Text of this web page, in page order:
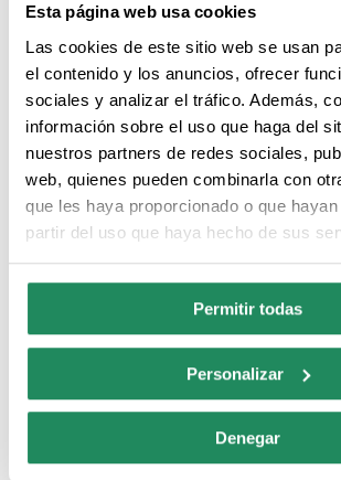
Esta página web usa cookies
Las cookies de este sitio web se usan
el contenido y los anuncios, ofrecer
sociales y analizar el tráfico. Además,
información sobre el uso que haga del
nuestros partners de redes sociales,
web, quienes pueden combinarla con
que les haya proporcionado o que
partir del uso que haya hecho de sus
Permitir todas
Personalizar
Denegar
El sitio web del prestador puede
(pequeños archivos de información que
envía al ordenador de quien accede a
llevar a cabo determinadas funciones
consideradas imprescindibles para el
funcionamiento y visualización del
utilizadas tienen, en todo caso,
la única finalidad de hacer más eficaz
desaparecen al terminar la sesión del